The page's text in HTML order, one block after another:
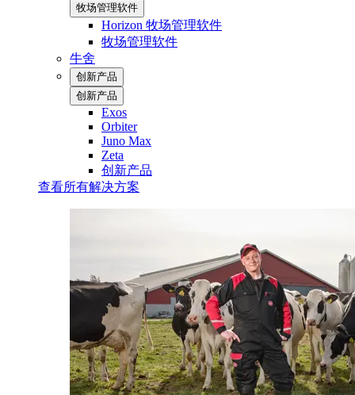
牧场管理软件
Horizon 牧场管理软件
牧场管理软件
牛舍
创新产品
创新产品
Exos
Orbiter
Juno Max
Zeta
创新产品
查看所有解决方案